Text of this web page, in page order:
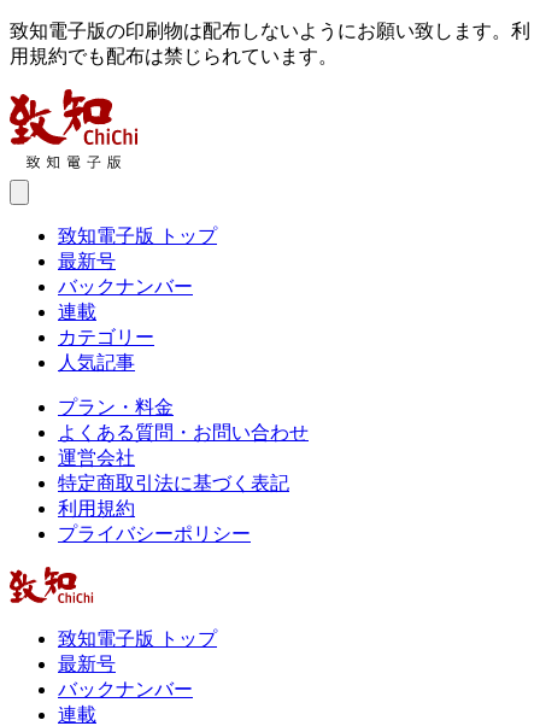
致知電子版の印刷物は配布しないようにお願い致します。利
用規約でも配布は禁じられています。
致知電子版 トップ
最新号
バックナンバー
連載
カテゴリー
人気記事
プラン・料金
よくある質問・お問い合わせ
運営会社
特定商取引法に基づく表記
利用規約
プライバシーポリシー
致知電子版 トップ
最新号
バックナンバー
連載